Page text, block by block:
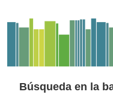
Búsqueda en la